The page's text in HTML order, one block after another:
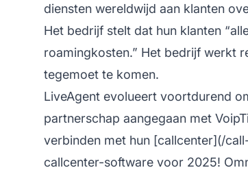
diensten wereldwijd aan klanten
Het bedrijf stelt dat hun klanten
roamingkosten.” Het bedrijf werkt
tegemoet te komen.
LiveAgent evolueert voortdurend
partnerschap aangegaan met
verbinden met hun [callcenter](/
callcenter-software voor 2025!